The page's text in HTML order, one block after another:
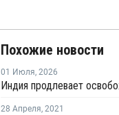
Похожие новости
01 Июля, 2026
28 Апреля, 2021